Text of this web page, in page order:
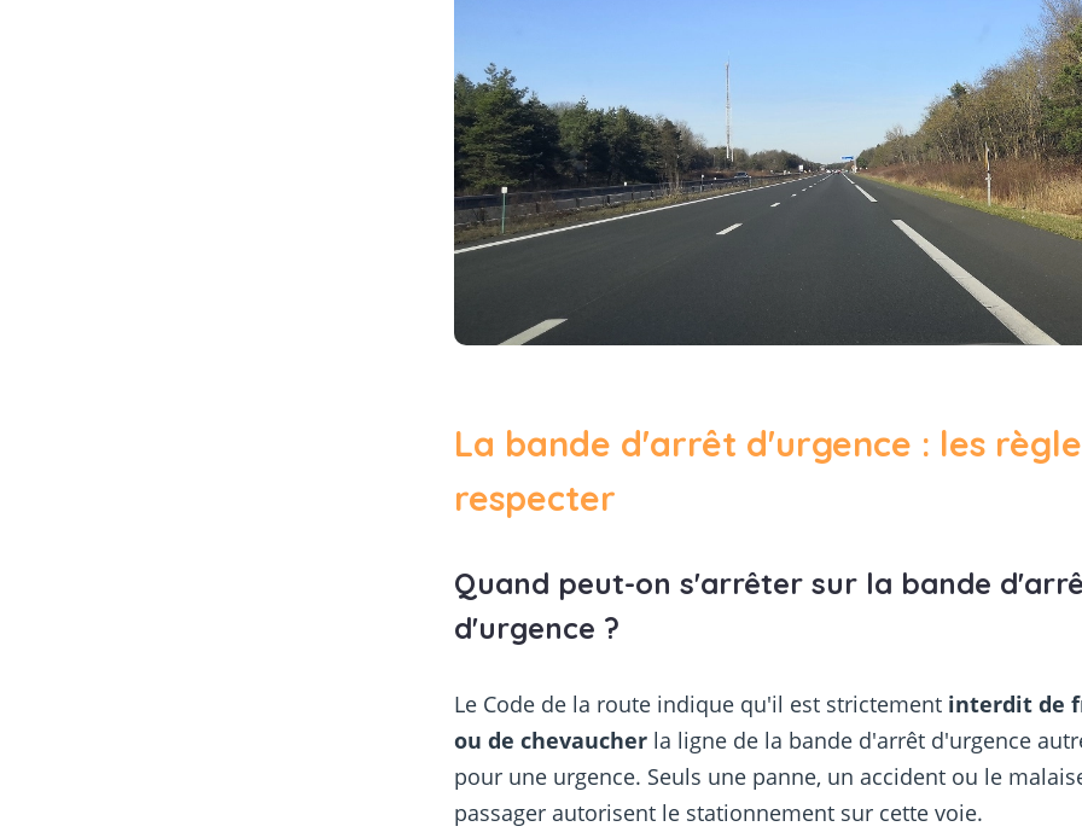
La bande d'arrêt d'urgence : les
respecter
Quand peut-on s'arrêter sur la bande
d'urgence ?
Le Code de la route indique qu'il est strictement interdit de
ou de chevaucher la ligne de la bande d'arrêt d'urgence
pour une urgence. Seuls une panne, un accident ou le
passager autorisent le stationnement sur cette voie.